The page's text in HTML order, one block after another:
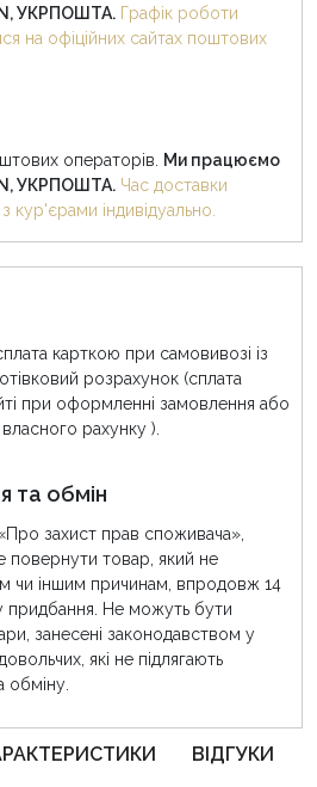
УКРПОШТА. Графік роботи
на офіційних сайтах поштових
операторів. Ми працюємо
УКРПОШТА. Час доставки
кур'єрами індивідуально.
карткою при самовивозі із
розрахунок (сплата
при оформленні замовлення або
рахунку ).
та обмін
захист прав споживача»,
повернути товар, який не
чи іншим причинам, впродовж 14
придбання. Не можуть бути
занесені законодавством у
які не підлягають
обміну.
ВІДГУКИ